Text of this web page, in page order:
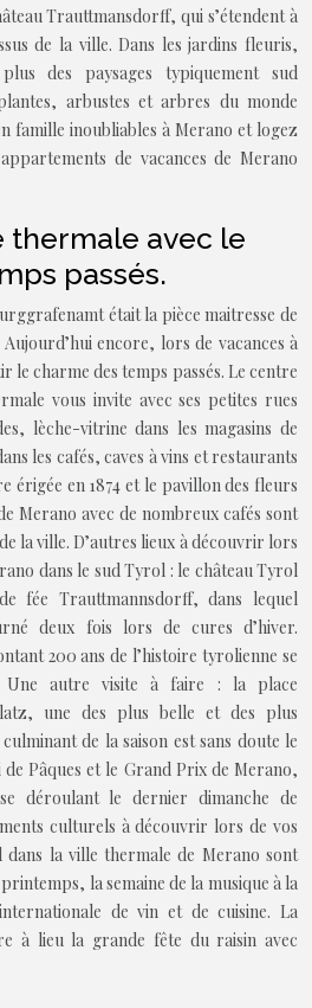
Trauttmansdorff, qui s’étendent à
de la ville. Dans les jardins fleuris,
des paysages typiquement sud
arbustes et arbres du monde
famille inoubliables à Merano et logez
de vacances de Merano
thermale avec le
passés.
était la pièce maitresse de
encore, lors de vacances à
charme des temps passés. Le centre
vous invite avec ses petites rues
lèche-vitrine dans les magasins de
les cafés, caves à vins et restaurants
érigée en 1874 et le pavillon des fleurs
Merano avec de nombreux cafés sont
la ville. D’autres lieux à découvrir lors
dans le sud Tyrol : le château Tyrol
fée Trauttmannsdorff, dans lequel
deux fois lors de cures d’hiver.
200 ans de l’histoire tyrolienne se
Une autre visite à faire : la place
une des plus belle et des plus
de la saison est sans doute le
Pâques et le Grand Prix de Merano,
déroulant le dernier dimanche de
culturels à découvrir lors de vos
dans la ville thermale de Merano sont
la semaine de la musique à la
de vin et de cuisine. La
à lieu la grande fête du raisin avec